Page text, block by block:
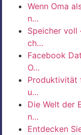
Wenn Oma
n…
Speicher voll
ch…
Facebook
O…
Produktivität
u…
Die Welt der
n…
Entdecken